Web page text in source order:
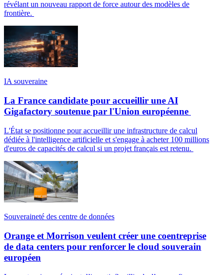
révélant un nouveau rapport de force autour des modèles de
frontière.
IA souveraine
La France candidate pour accueillir une AI
Gigafactory soutenue par l'Union européenne
L'État se positionne pour accueillir une infrastructure de calcul
dédiée à l'intelligence artificielle et s'engage à acheter 100 millions
d'euros de capacités de calcul si un projet français est retenu.
Souveraineté des centre de données
Orange et Morrison veulent créer une coentreprise
de data centers pour renforcer le cloud souverain
européen